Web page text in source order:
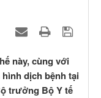
này, cùng với
dịch bệnh tại
trưởng Bộ Y tế